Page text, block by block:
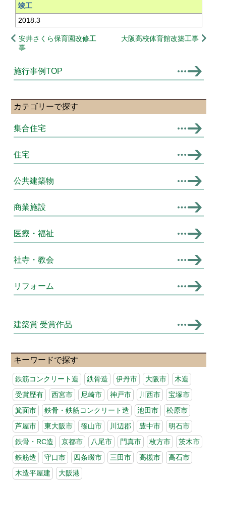
竣工
2018.3
安井さくら保育園改修工
事
大阪高校体育館改築工事
施行事例TOP
カテゴリーで探す
集合住宅
住宅
公共建築物
商業施設
医療・福祉
社寺・教会
リフォーム
建築賞 受賞作品
キーワードで探す
鉄筋コンクリート造 鉄骨造 伊丹市 大阪市 木造
受賞歴有 西宮市 尼崎市 神戸市 川西市 宝塚市
箕面市 鉄骨・鉄筋コンクリート造 池田市 松原市
芦屋市 東大阪市 篠山市 川辺郡 豊中市 明石市
鉄骨・RC造 京都市 八尾市 門真市 枚方市 茨木市
鉄筋造 守口市 四条畷市 三田市 高槻市 高石市
木造平屋建 大阪港